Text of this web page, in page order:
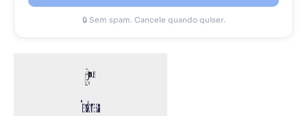
🔒 Sem spam. Cancele quando quiser.